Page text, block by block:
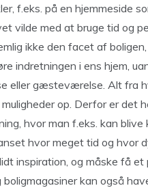
f.eks. på en hjemmeside
vilde med at bruge tid og
ikke den facet af
indretningen i ens hjem,
eller gæsteværelse. Alt fra
op. Derfor er det
hvor man f.eks. kan blive
hvor meget tid og hvor
inspiration, og måske få et
kan også